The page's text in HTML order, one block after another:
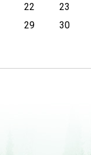
22
23
29
30